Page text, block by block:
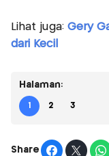
Lihat juga: Gery
dari Kecil
Halaman:
1 2 3
Share